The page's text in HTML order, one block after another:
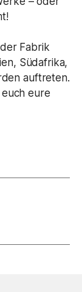
der Fabrik
Südafrika,
auftreten.
eure